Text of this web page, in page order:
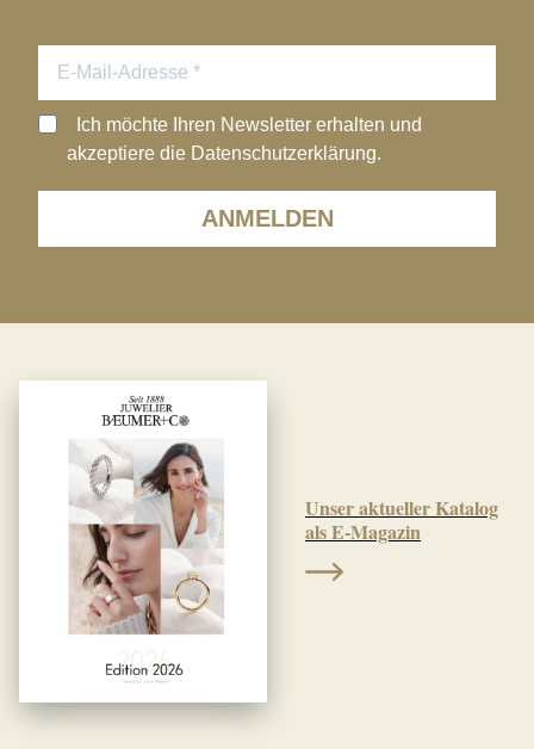
ANMELDEN
Ich möchte Ihren Newsletter erhalten und
akzeptiere die Datenschutzerklärung.
Unser aktueller Katalog
als E-Magazin